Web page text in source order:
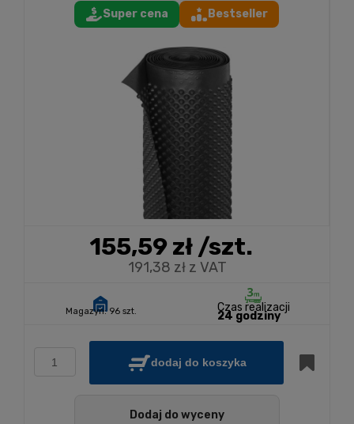
Super cena Bestseller
155,59 zł/szt.
191,38 zł z VAT
Magazyn: 96 szt. Czas realizacji
24 godziny
dodaj do koszyka
Dodaj do wyceny